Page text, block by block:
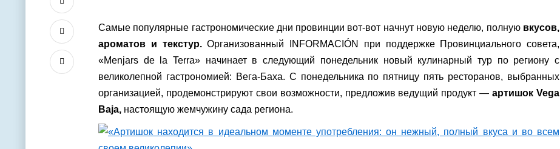
Самые популярные гастрономические дни провинции вот-вот начнут новую неделю, полную вкусов,
ароматов и текстур.Организованный INFORMACIÓN при поддержке Провинциального совета,
«Menjars de la Terra» начинает в следующий понедельник новый кулинарный тур по региону с
великолепной гастрономией: Вега-Баха. С понедельника по пятницу пять ресторанов, выбранных
организацией, продемонстрируют свои возможности, предложив ведущий продукт —артишок Vega
Baja, настоящую жемчужину сада региона.